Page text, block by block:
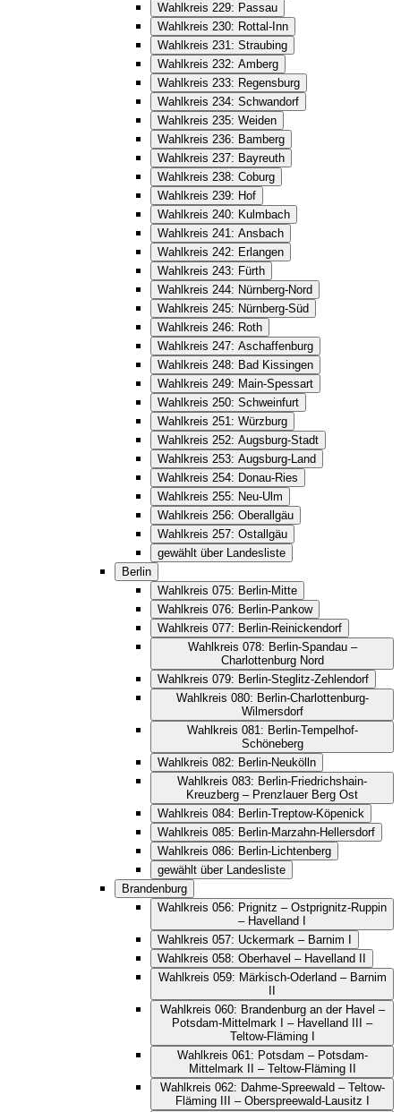
Wahlkreis 229: Passau
Wahlkreis 230: Rottal-Inn
Wahlkreis 231: Straubing
Wahlkreis 232: Amberg
Wahlkreis 233: Regensburg
Wahlkreis 234: Schwandorf
Wahlkreis 235: Weiden
Wahlkreis 236: Bamberg
Wahlkreis 237: Bayreuth
Wahlkreis 238: Coburg
Wahlkreis 239: Hof
Wahlkreis 240: Kulmbach
Wahlkreis 241: Ansbach
Wahlkreis 242: Erlangen
Wahlkreis 243: Fürth
Wahlkreis 244: Nürnberg-Nord
Wahlkreis 245: Nürnberg-Süd
Wahlkreis 246: Roth
Wahlkreis 247: Aschaffenburg
Wahlkreis 248: Bad Kissingen
Wahlkreis 249: Main-Spessart
Wahlkreis 250: Schweinfurt
Wahlkreis 251: Würzburg
Wahlkreis 252: Augsburg-Stadt
Wahlkreis 253: Augsburg-Land
Wahlkreis 254: Donau-Ries
Wahlkreis 255: Neu-Ulm
Wahlkreis 256: Oberallgäu
Wahlkreis 257: Ostallgäu
gewählt über Landesliste
Berlin
Wahlkreis 075: Berlin-Mitte
Wahlkreis 076: Berlin-Pankow
Wahlkreis 077: Berlin-Reinickendorf
Wahlkreis 078: Berlin-Spandau –
Charlottenburg Nord
Wahlkreis 079: Berlin-Steglitz-Zehlendorf
Wahlkreis 080: Berlin-Charlottenburg-
Wilmersdorf
Wahlkreis 081: Berlin-Tempelhof-
Schöneberg
Wahlkreis 082: Berlin-Neukölln
Wahlkreis 083: Berlin-Friedrichshain-
Kreuzberg – Prenzlauer Berg Ost
Wahlkreis 084: Berlin-Treptow-Köpenick
Wahlkreis 085: Berlin-Marzahn-Hellersdorf
Wahlkreis 086: Berlin-Lichtenberg
gewählt über Landesliste
Brandenburg
Wahlkreis 056: Prignitz – Ostprignitz-Ruppin
– Havelland I
Wahlkreis 057: Uckermark – Barnim I
Wahlkreis 058: Oberhavel – Havelland II
Wahlkreis 059: Märkisch-Oderland – Barnim
Wahlkreis 060: Brandenburg an der Havel –
Potsdam-Mittelmark I – Havelland III –
Teltow-Fläming I
Wahlkreis 061: Potsdam – Potsdam-
Mittelmark II – Teltow-Fläming II
Wahlkreis 062: Dahme-Spreewald – Teltow-
Fläming III – Oberspreewald-Lausitz I